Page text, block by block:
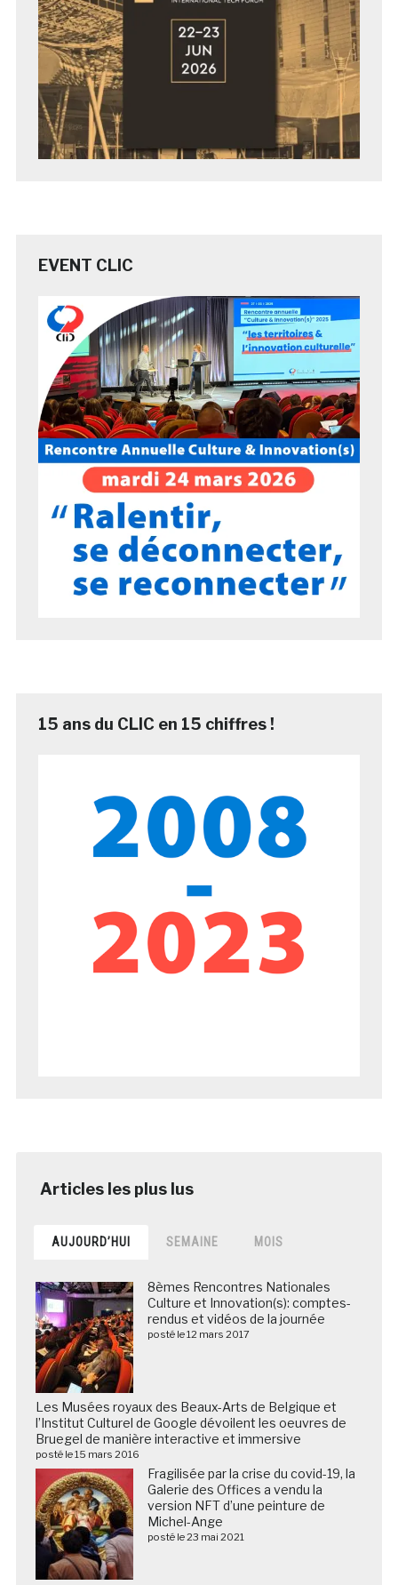
EVENT CLIC
15 ans du CLIC en 15 chiffres !
AUJOURD’HUI SEMAINE MOIS
8èmes Rencontres Nationales
Culture et Innovation(s): comptes-
rendus et vidéos de la journée
posté le 12 mars 2017
Les Musées royaux des Beaux-Arts de Belgique et
l’Institut Culturel de Google dévoilent les oeuvres de
Bruegel de manière interactive et immersive
posté le 15 mars 2016
Fragilisée par la crise du covid-19, la
Galerie des Offices a vendu la
version NFT d’une peinture de
Michel-Ange
posté le 23 mai 2021